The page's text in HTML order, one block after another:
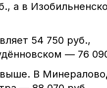
а в
54 750 руб.,
— 76
В